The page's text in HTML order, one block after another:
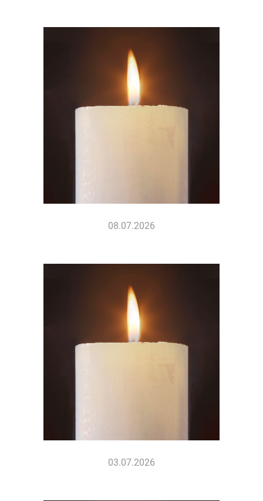
08.07.2026
03.07.2026